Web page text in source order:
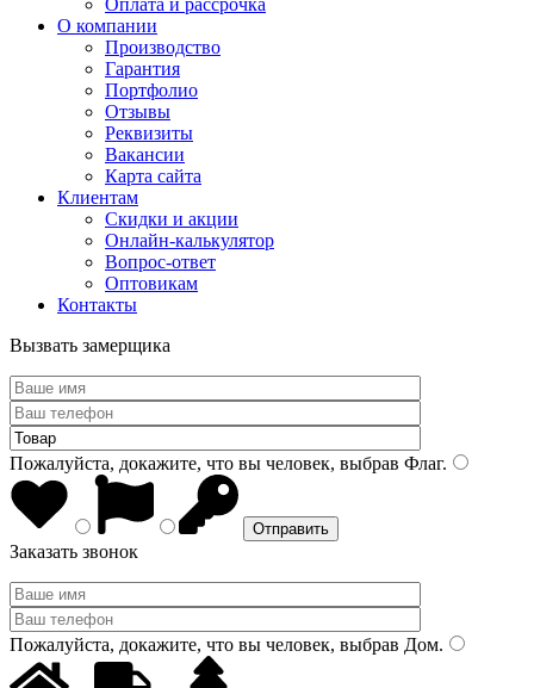
Оплата и рассрочка
О компании
Производство
Гарантия
Портфолио
Отзывы
Реквизиты
Вакансии
Карта сайта
Клиентам
Скидки и акции
Онлайн-калькулятор
Вопрос-ответ
Оптовикам
Контакты
Вызвать замерщика
Пожалуйста, докажите, что вы человек, выбрав Флаг.
Заказать звонок
Пожалуйста, докажите, что вы человек, выбрав Дом.